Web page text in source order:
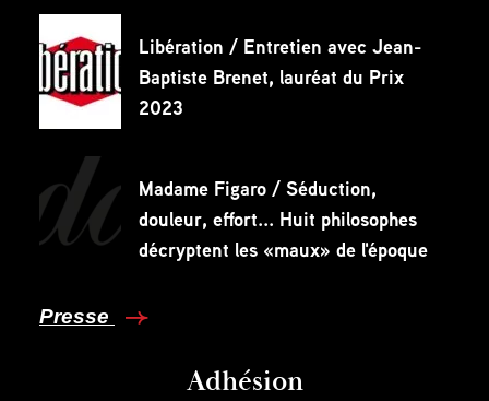
Libération / Entretien avec Jean-
Baptiste Brenet, lauréat du Prix
2023
Madame Figaro / Séduction,
douleur, effort... Huit philosophes
décryptent les «maux» de l'époque
Presse
Adhésion